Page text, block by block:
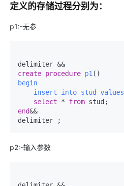
定义的存储过程分别为：
p1:-无参
create procedure p1 ()
begin
insert
into stud values
select * from stud ;
end&&
delimiter
;
p2:-输入参数